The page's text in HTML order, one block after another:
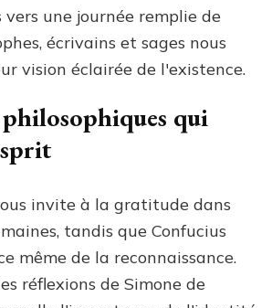
une journée remplie de
écrivains et sages nous
vision éclairée de l'existence.
qui
invite à la gratitude dans
tandis que Confucius
même de la reconnaissance.
réflexions de Simone de